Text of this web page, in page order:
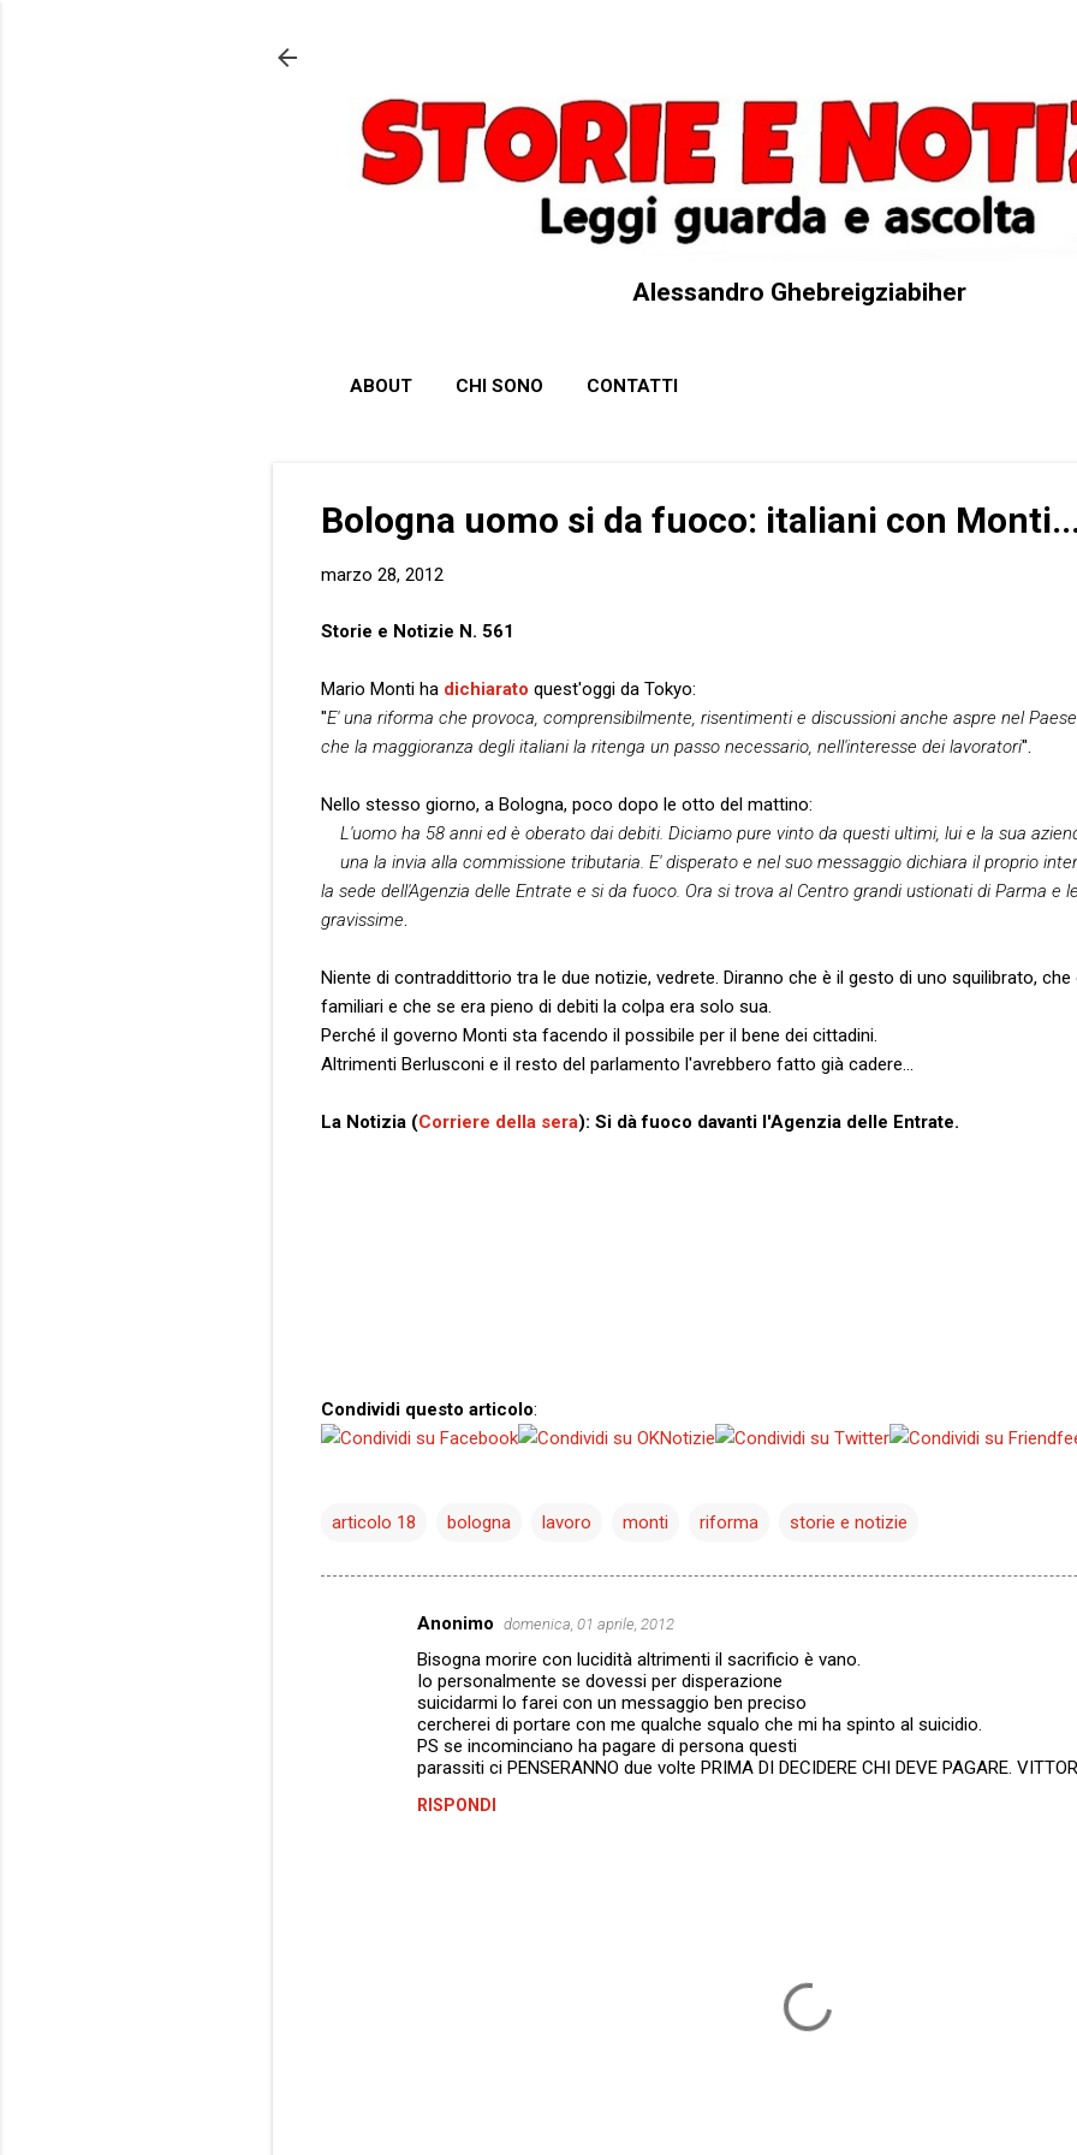
Alessandro Ghebreigziabiher
ABOUT CHI SONO CONTATTI
Bologna uomo si da fuoco: italiani con
marzo 28, 2012
Storie e Notizie N. 561
Mario Monti ha dichiarato quest'oggi da Tokyo:
"E' una riforma che provoca, comprensibilmente, risentimenti e discussioni anche aspre nel
che la maggioranza degli italiani la ritenga un passo necessario, nell'interesse dei lavoratori".
Nello stesso giorno, a Bologna, poco dopo le otto del mattino:
L'uomo ha 58 anni ed è oberato dai debiti. Diciamo pure vinto da questi ultimi, lui e la sua
una la invia alla commissione tributaria. E' disperato e nel suo messaggio dichiara il proprio
la sede dell'Agenzia delle Entrate e si da fuoco. Ora si trova al Centro grandi ustionati di Parma e
gravissime.
Niente di contraddittorio tra le due notizie, vedrete. Diranno che è il gesto di uno squilibrato,
familiari e che se era pieno di debiti la colpa era solo sua.
Perché il governo Monti sta facendo il possibile per il bene dei cittadini.
Altrimenti Berlusconi e il resto del parlamento l'avrebbero fatto già cadere...
La Notizia (Corriere della sera): Si dà fuoco davanti l'Agenzia delle Entrate.
Condividi questo articolo:
articolo 18 bologna lavoro monti riforma storie e notizie
Anonimo domenica, 01 aprile, 2012
Bisogna morire con lucidità altrimenti il sacrificio è vano.
Io personalmente se dovessi per disperazione
suicidarmi lo farei con un messaggio ben preciso
cercherei di portare con me qualche squalo che mi ha spinto al suicidio.
PS se incominciano ha pagare di persona questi
parassiti ci PENSERANNO due volte PRIMA DI DECIDERE CHI DEVE PAGARE.
RISPONDI